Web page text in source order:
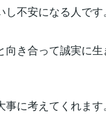
不安になる人です。
向き合って誠実に
に考えてくれます。